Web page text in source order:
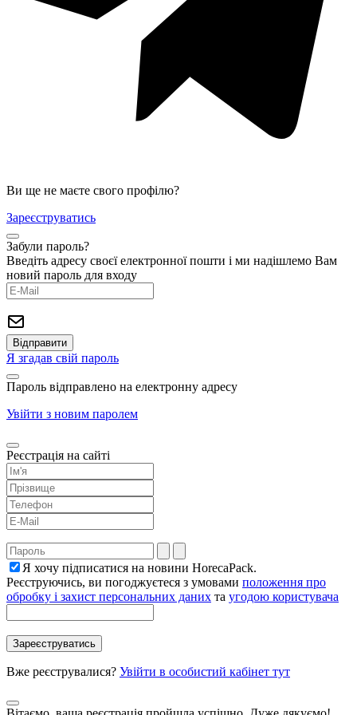
Ви ще не маєте свого профілю?
Зареєструватись
Забули пароль?
Введіть адресу своєї електронної пошти і ми надішлемо Вам
новий пароль для входу
Я згадав свій пароль
Пароль відправлено на електронну адресу
Увійти з новим паролем
Реєстрація на сайті
Я хочу підписатися на новини HorecaPack.
Реєструючись, ви погоджуєтеся з умовами положення про
обробку і захист персональних даних та угодою користувача
Вже реєструвалися? Увійти в особистий кабінет тут